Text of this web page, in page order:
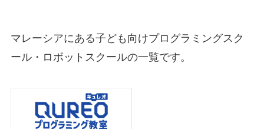
マレーシアにある子ども向けプログラミングスク
ール・ロボットスクールの一覧です。